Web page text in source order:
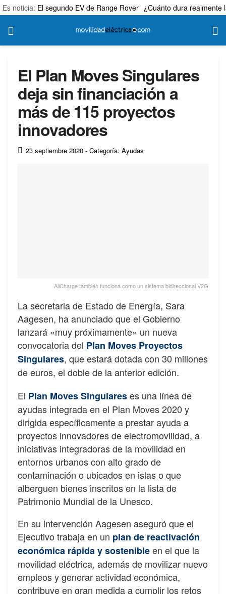
Es noticia: El segundo EV de Range Rover ¿Cuánto dura realmente
El Plan Moves Singulares
deja sin financiación a
más de 115 proyectos
innovadores
23 septiembre 2020 - Categoría: Ayudas
AllCharge también funciona como un sistema bidireccional V2G
La secretaria de Estado de Energía, Sara
Aagesen, ha anunciado que el Gobierno
lanzará «muy próximamente» un nueva
convocatoria del Plan Moves Proyectos
Singulares, que estará dotada con 30 millones
de euros, el doble de la anterior edición.
El Plan Moves Singulareses una línea de
ayudas integrada en el Plan Moves 2020 y
dirigida específicamente a prestar ayuda a
proyectos innovadores de electromovilidad, a
iniciativas integradoras de la movilidad en
entornos urbanos con alto grado de
contaminación o ubicados en islas o que
alberguen bienes inscritos en la lista de
Patrimonio Mundial de la Unesco.
En su intervención Aagesen aseguró que el
Ejecutivo trabaja en un plan de reactivación
económica rápida y sostenibleen el que la
movilidad eléctrica, además de movilizar nuevo
empleos y generar actividad económica,
contribuye en gran medida a cumplir los retos